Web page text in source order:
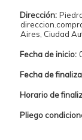
Dirección:
Aires, Ciudad
Fecha de inicio:
Fecha de
Horario de
Pliego